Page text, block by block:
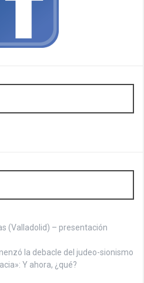
(Valladolid) – presentación
la debacle del judeo-sionismo
Y ahora, ¿qué?